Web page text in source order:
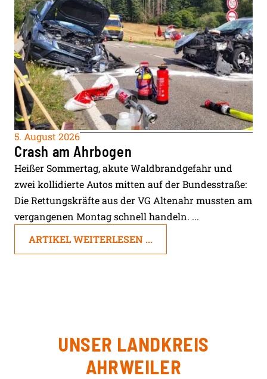
5. August 2026
Crash am Ahrbogen
Heißer Sommertag, akute Waldbrandgefahr und
zwei kollidierte Autos mitten auf der Bundesstraße:
Die Rettungskräfte aus der VG Altenahr mussten am
vergangenen Montag schnell handeln. ...
ARTIKEL WEITERLESEN ...
UNSER LANDKREIS
AHRWEILER